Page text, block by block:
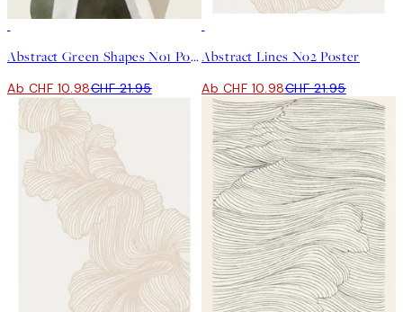
Abstract Green Shapes No1 Poster
Ab CHF 10.98CHF 21.95
Abstract Lines No2 Poster
Ab CHF 10.98CHF 21.95